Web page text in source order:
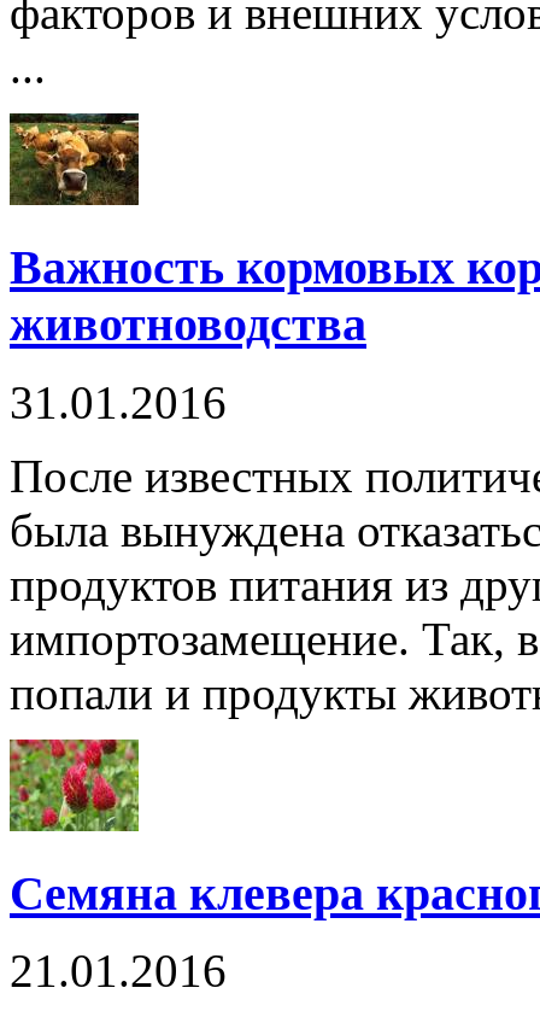
факторов и внешних
...
Важность кормовых
животноводства
31.01.2016
После известных
была вынуждена
продуктов питания из
импортозамещение. Так,
попали и продукты
Семяна клевера
21.01.2016